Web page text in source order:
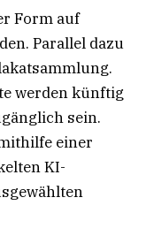
Form auf
Parallel dazu
werden künftig
sein.
einer
KI-